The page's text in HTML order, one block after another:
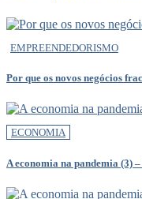
EMPREENDEDORISMO
Por que os novos negócios
ECONOMIA
A economia na pandemia (3)